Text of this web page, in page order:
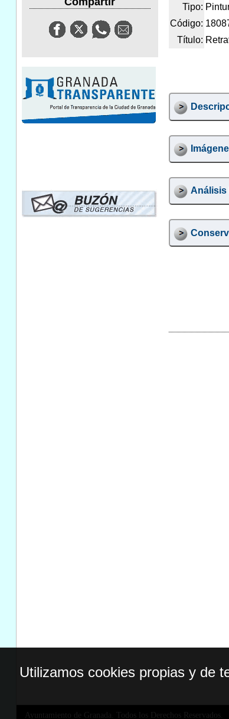
Tipo:
Código:
Título:
Análisis
Ayuntamiento de Granada. Todos los Derechos Reservados.
Utilizamos cookies propias y de